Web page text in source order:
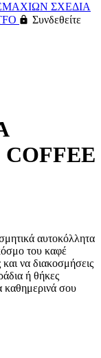
ΣΧΕΔΙΑ
Συνδεθείτε
αυτοκόλλητα
του καφέ
να διακοσμήσεις
ή θήκες
καθημερινά σου